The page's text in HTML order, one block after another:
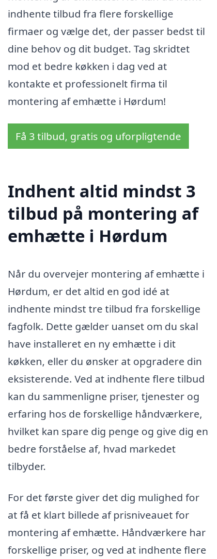
indhente tilbud fra flere forskellige
firmaer og vælge det, der passer bedst til
dine behov og dit budget. Tag skridtet
mod et bedre køkken i dag ved at
kontakte et professionelt firma til
montering af emhætte i Hørdum!
Få 3 tilbud, gratis og uforpligtende
Indhent altid mindst 3
tilbud på montering af
emhætte i Hørdum
Når du overvejer montering af emhætte i
Hørdum, er det altid en god idé at
indhente mindst tre tilbud fra forskellige
fagfolk. Dette gælder uanset om du skal
have installeret en ny emhætte i dit
køkken, eller du ønsker at opgradere din
eksisterende. Ved at indhente flere tilbud
kan du sammenligne priser, tjenester og
erfaring hos de forskellige håndværkere,
hvilket kan spare dig penge og give dig en
bedre forståelse af, hvad markedet
tilbyder.
For det første giver det dig mulighed for
at få et klart billede af prisniveauet for
montering af emhætte. Håndværkere har
forskellige priser, og ved at indhente flere